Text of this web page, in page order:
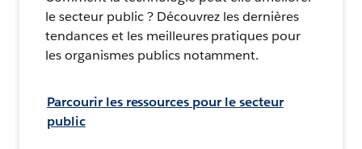
le secteur public ? Découvrez les dernières
tendances et les meilleures pratiques pour
les organismes publics notamment.
Parcourir les ressources pour le secteur
public